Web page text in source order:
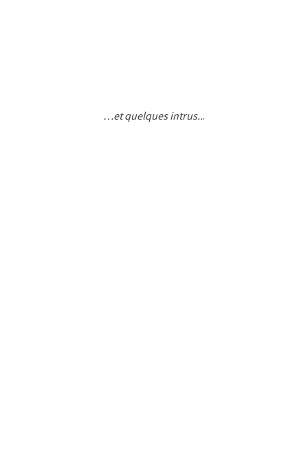
…et quelques intrus...